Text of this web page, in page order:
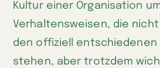
Kultur einer Organisation
Verhaltensweisen, die nicht
den offiziell entschiedenen
stehen, aber trotzdem